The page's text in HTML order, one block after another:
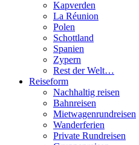
Kapverden
La Réunion
Polen
Schottland
Spanien
Zypern
Rest der Welt…
Reiseform
Nachhaltig reisen
Bahnreisen
Mietwagenrundreisen
Wanderferien
Private Rundreisen